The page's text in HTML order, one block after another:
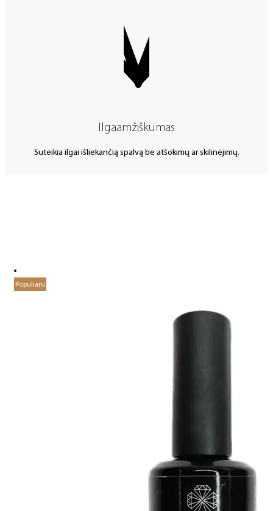
Ilgaamžiškumas
Suteikia ilgai išliekančią spalvą be atšokimų ar skilinėjimų.
Populiaru